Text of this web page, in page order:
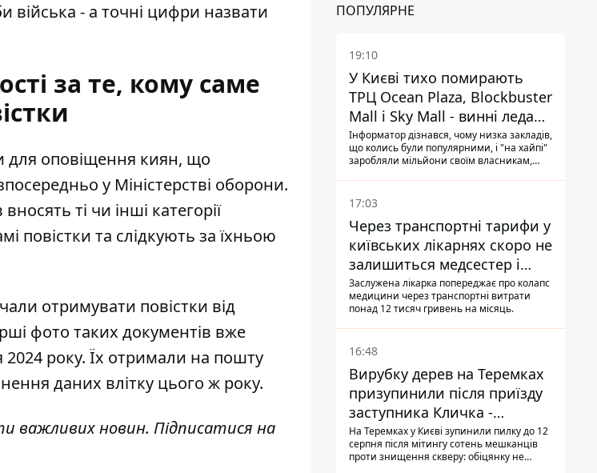
війська - а точні цифри назвати
за те, кому саме
для оповіщення киян, що
у Міністерстві оборони.
ті чи інші категорії
повістки та слідкують за їхньою
отримувати повістки від
фото таких документів вже
року. Їх отримали на пошту
даних влітку цього ж року.
важливих новин. Підписатися на
ПОПУЛЯРНЕ
19:10
У Києві тихо помирають
ТРЦ Ocean Plaza, Blockbuster
Mall і Sky Mall - винні ледачі
менеджери й канібалізм
Інформатор дізнався, чому низка закладів,
що колись були популярними, і "на хайпі"
заробляли мільйони своїм власникам,
галереї виглядають сумно, завішані
плакатиками про знижки "до 70%" і
"остаточний розпродаж"
17:03
Через транспортні тарифи у
київських лікарнях скоро не
залишиться медсестер і
санітарок - професор
Голубовська
Заслужена лікарка попереджає про колапс
медицини через транспортні витрати
понад 12 тисяч гривень на місяць.
16:48
Вирубку дерев на Теремках
призупинили після приїзду
заступника Кличка -
почався діалог
На Теремках у Києві зупинили пилку до 12
серпня після мітингу сотень мешканців
проти знищення скверу: обіцянку не